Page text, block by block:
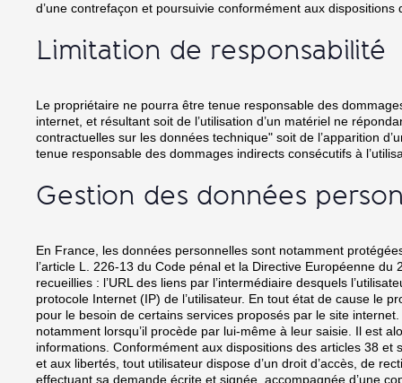
d’une contrefaçon et poursuivie conformément aux
Limitation de responsabilité
Le propriétaire ne pourra être tenue responsable des
internet, et résultant soit de l’utilisation d’un matériel ne
contractuelles sur les données technique" soit de l’apparition
tenue responsable des dommages indirects consécutifs à
Gestion des données
En France, les données personnelles sont notamment
l’article L. 226-13 du Code pénal et la Directive Européenne du
recueillies : l’URL des liens par l’intermédiaire desquels
protocole Internet (IP) de l’utilisateur. En tout état de cause le
pour le besoin de certains services proposés par le site
notamment lorsqu’il procède par lui-même à leur saisie. Il est
informations. Conformément aux dispositions des articles 38
et aux libertés, tout utilisateur dispose d’un droit d’accès, de
effectuant sa demande écrite et signée, accompagnée d’une